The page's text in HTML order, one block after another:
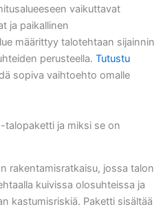
vaikuttavat
ja paikallinen
määrittyy talotehtaan sijainnin
perusteella. Tutustu
sopiva vaihtoehto omalle
talopaketti ja miksi se on
rakentamisratkaisu, jossa talon
kuivissa olosuhteissa ja
kastumisriskiä. Paketti sisältää